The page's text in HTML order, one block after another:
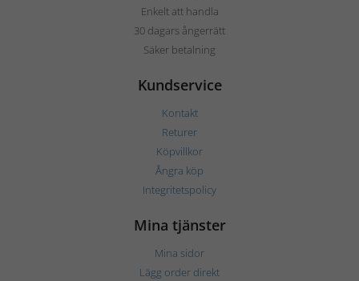
Enkelt att handla
30 dagars ångerrätt
Säker betalning
Kundservice
Kontakt
Returer
Köpvillkor
Ångra köp
Integritetspolicy
Mina tjänster
Mina sidor
Lägg order direkt